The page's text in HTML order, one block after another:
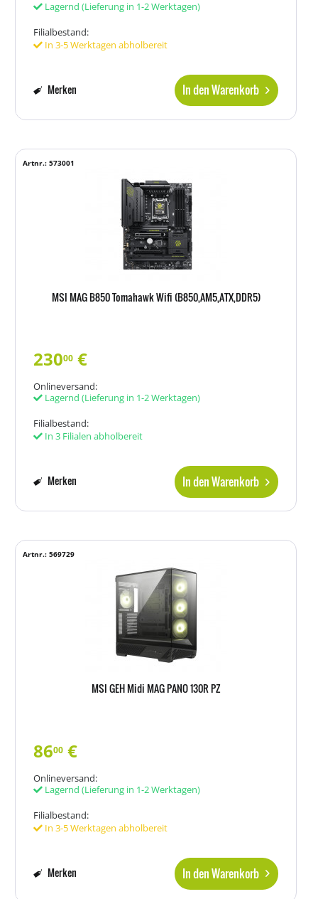
Lagernd (Lieferung in 1-2 Werktagen)
Filialbestand:
In 3-5 Werktagen abholbereit
In den Warenkorb
Merken
MSI MAG B850 Tomahawk Wifi (B850,AM5,ATX,DDR5)
Artnr.: 573001
23000 €
Onlineversand:
Lagernd (Lieferung in 1-2 Werktagen)
Filialbestand:
In 3 Filialen abholbereit
In den Warenkorb
Merken
MSI GEH Midi MAG PANO 130R PZ
Artnr.: 569729
8600 €
Onlineversand:
Lagernd (Lieferung in 1-2 Werktagen)
Filialbestand:
In 3-5 Werktagen abholbereit
In den Warenkorb
Merken